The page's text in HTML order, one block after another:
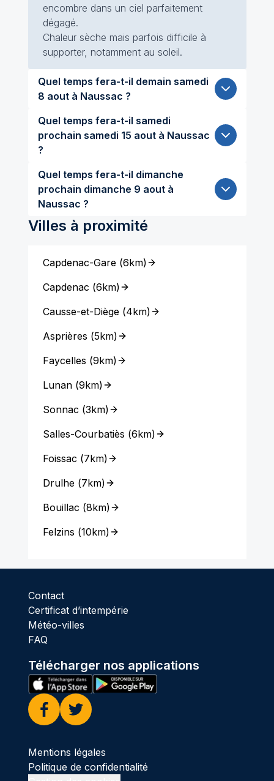
encombre dans un ciel parfaitement
dégagé.
Chaleur sèche mais parfois difficile à
supporter, notamment au soleil.
Quel temps fera-t-il demain samedi
8 aout à Naussac ?
Quel temps fera-t-il samedi
prochain samedi 15 aout à Naussac
?
Quel temps fera-t-il dimanche
prochain dimanche 9 aout à
Naussac ?
Villes à proximité
Capdenac-Gare(6km)
Capdenac (6km)
Causse-et-Diège(4km)
Asprières (5km)
Faycelles (9km)
Lunan(9km)
Sonnac (3km)
Salles-Courbatiès (6km)
Foissac (7km)
Drulhe(7km)
Bouillac (8km)
Felzins (10km)
Contact
Certificat d’intempérie
Météo-villes
FAQ
Télécharger nos applications
Facebook
Twitter
Mentions légales
Politique de confidentialité